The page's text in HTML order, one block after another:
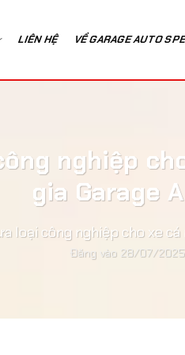
LIÊN HỆ VỀ GARAGE AUTO
nghiệp
gia Garage
loại công nghiệp cho xe
Đăng vào 28/07/2025